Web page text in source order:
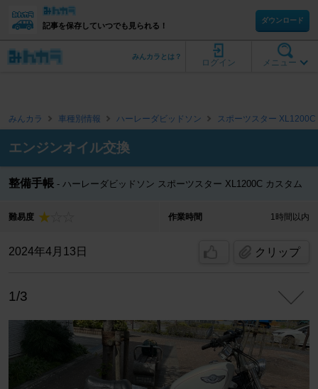
記事を保存していつでも見られる！
ダウンロード
メニュー
ログイン
みんカラとは？
みんカラ 車種別情報 ハーレーダビッドソン スポーツスター XL1200C
エンジンオイル交換
整備手帳 ハーレーダビッドソン スポーツスター XL1200C カスタム
難易度 作業時間 1時間以内
2024年4月13日 クリップ
1/3